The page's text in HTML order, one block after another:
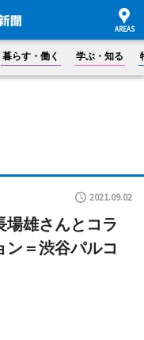
暮らす・働く 学ぶ・知る
2021.09.02
場雄さんとコラ
＝渋谷パルコ